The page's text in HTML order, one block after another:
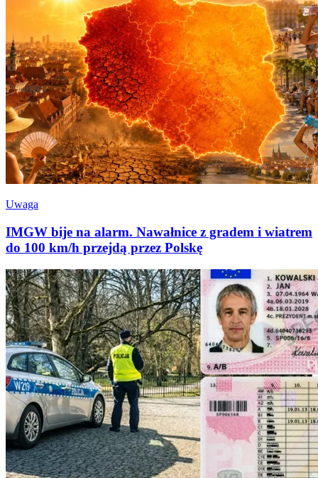
Uwaga
IMGW bije na alarm. Nawałnice z gradem i wiatrem
do 100 km/h przejdą przez Polskę